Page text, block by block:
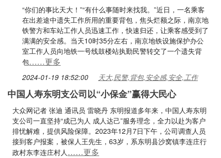
“你们的事比天大！”“有什么事随时来找我。”近日，一名乘客
在出差途中遗失工作所用的重要背包，焦头烂额之际，南京地
铁警方和车站工作人员迅速工作，快速归还，让乘客感受到了
满满的安全感。当天10时35分左右，南京地铁设施保护办公
室工作人员向地铁一号线鼓楼站执勤民警转交了一个遗失背
包……更多
2024-01-19 18:52:00 天大,民警,背包,安全感,安全,工作
中国人寿东明支公司以“小保金”赢得大民心
大众网记者 张迪 通讯员 雷晓丹 东明报道多年来，中国人寿东明
支公司一直坚持“成已为人 成人达己”服务理念，全力以赴为客户
排忧解难，提供风险保障。2023年12月7日下午，公司调查人员
接到客户报案，被保人王先生，63岁，系东明县沙窝镇李连庄行
政村东李连庄村人……更多